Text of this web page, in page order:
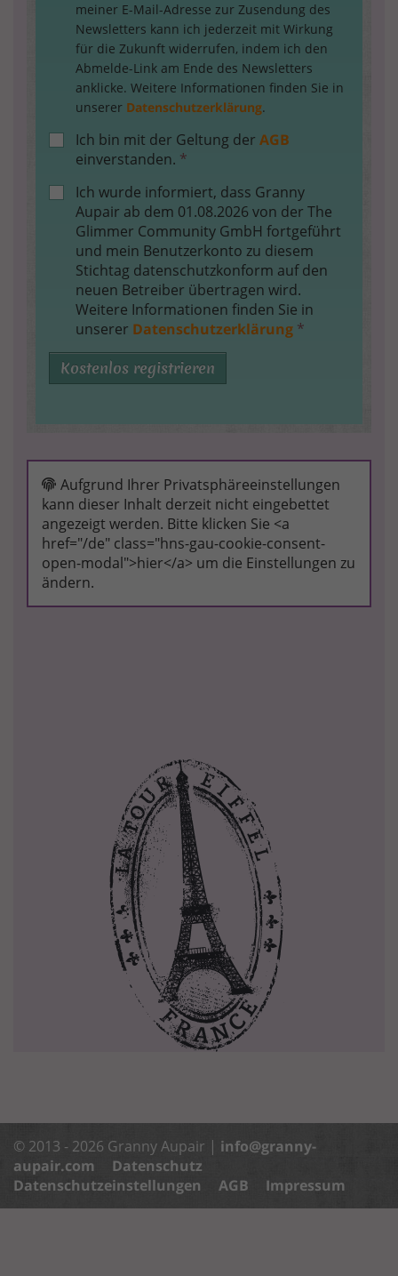
meiner E-Mail-Adresse zur Zusendung des
Newsletters kann ich jederzeit mit Wirkung
für die Zukunft widerrufen, indem ich den
Abmelde-Link am Ende des Newsletters
anklicke. Weitere Informationen finden Sie in
unserer Datenschutzerklärung.
Ich bin mit der Geltung der AGB
einverstanden. *
Ich wurde informiert, dass Granny
Aupair ab dem 01.08.2026 von der The
Glimmer Community GmbH fortgeführt
und mein Benutzerkonto zu diesem
Stichtag datenschutzkonform auf den
neuen Betreiber übertragen wird.
Weitere Informationen finden Sie in
unserer Datenschutzerklärung *
Kostenlos registrieren
Aufgrund Ihrer Privatsphäreeinstellungen
kann dieser Inhalt derzeit nicht eingebettet
angezeigt werden. Bitte klicken Sie <a
href="/de" class="hns-gau-cookie-consent-
open-modal">hier</a> um die Einstellungen zu
ändern.
© 2013 - 2026 Granny Aupair | info@granny-
aupair.com
Datenschutz
Datenschutzeinstellungen
AGB Impressum